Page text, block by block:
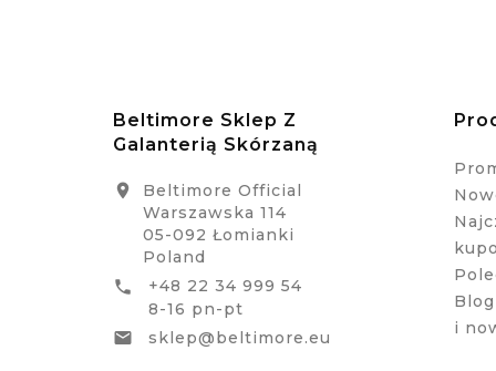
Beltimore Sklep Z
Galanterią Skórzaną

Beltimore Official
Warszawska 114
05-092 Łomianki
Poland

+48 22 34 999 54
8-16 pn-pt

sklep@beltimore.eu
i